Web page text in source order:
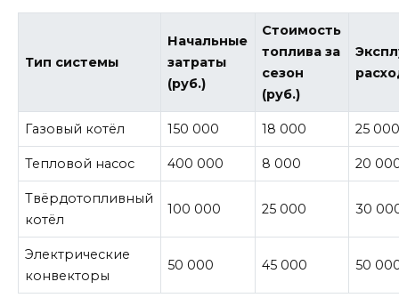
Тип системы
Начальные
затраты
(руб.)
Стоимость
топлива за
сезон
(руб.)
Газовый котёл 150 000 18 000 25
Тепловой насос 400 000 8 000 20
Твёрдотопливный
котёл
100 000 25 000 30
Электрические
конвекторы
50 000 45 000 50